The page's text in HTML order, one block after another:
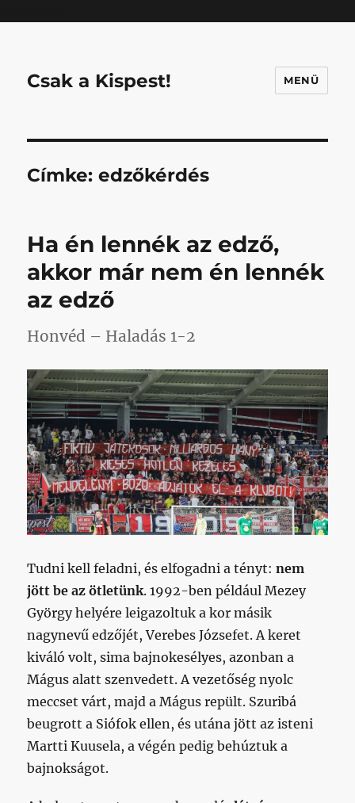
Csak a Kispest! MENÜ
Címke:edzőkérdés
Ha én lennék az edző,
akkor már nem én lennék
az edző
Honvéd – Haladás 1-2
Tudni kell feladni, és elfogadni a tényt:nem
jött be az ötletünk. 1992-ben például Mezey
György helyére leigazoltuk a kor másik
nagynevű edzőjét, Verebes Józsefet. A keret
kiváló volt, sima bajnokesélyes, azonban a
Mágus alatt szenvedett. A vezetőség nyolc
meccset várt, majd a Mágus repült. Szuribá
beugrott a Siófok ellen, és utána jött az isteni
Martti Kuusela, a végén pedig behúztuk a
bajnokságot.